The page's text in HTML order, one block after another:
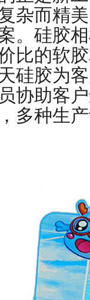
杂而精
。硅胶
比的软
硅胶为
协助客
多种生